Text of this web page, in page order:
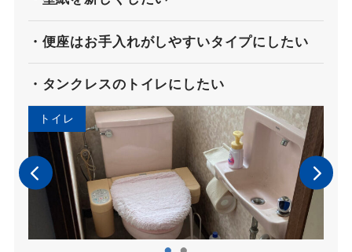
便座はお手入れがしやすいタイプにしたい
タンクレスのトイレにしたい
トイレ